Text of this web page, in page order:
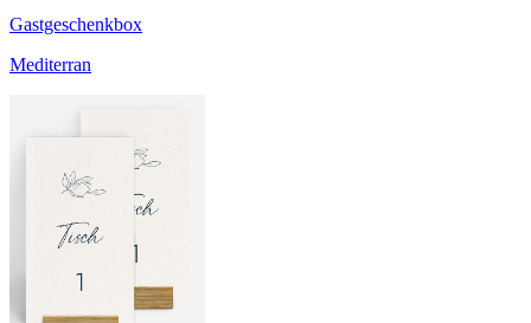
Gastgeschenkbox
Mediterran